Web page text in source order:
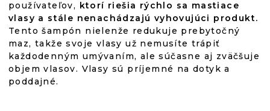
používateľov, ktorí riešia rýchlo sa mastiace
vlasy a stále nenachádzajú vyhovujúci produkt.
Tento šampón nielenže redukuje prebytočný
maz, takže svoje vlasy už nemusíte trápiť
každodenným umývaním, ale súčasne aj zväčšuje
objem vlasov. Vlasy sú príjemné na dotyk a
poddajné.